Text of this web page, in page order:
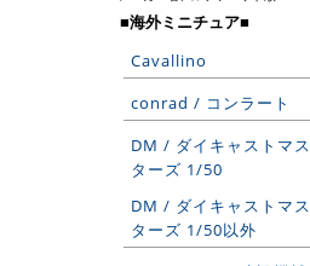
■海外ミニチュア■
Cavallino
conrad / コンラート
DM / ダイキャストマス
ターズ 1/50
DM / ダイキャストマス
ターズ 1/50以外